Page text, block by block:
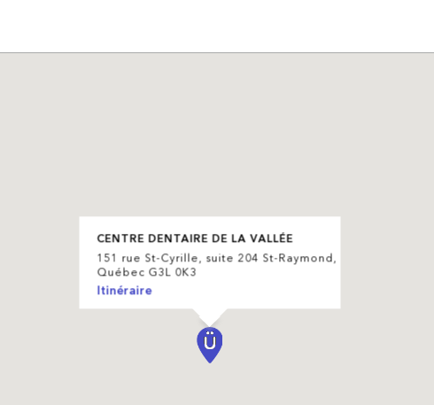
CENTRE DENTAIRE DE LA VALLÉE
151 rue St-Cyrille, suite 204 St-Raymond,
Québec G3L 0K3
Itinéraire